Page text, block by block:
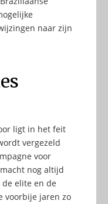
naar zijn
ligt in het feit
vergezeld
voor
nog altijd
elite en de
voorbije jaren zo